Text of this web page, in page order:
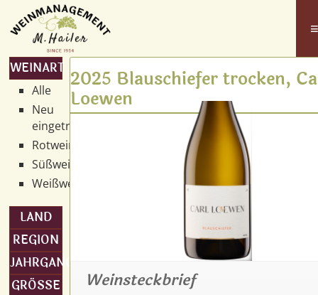
≡
WEINART
Alle
Neu
eingetroffen
Rotwein
Süßwein
Weißwein
LAND
REGION
JAHRGANG
GRÖSSE
2025 Blauschiefer trocken,
Loewen
Weinsteckbrief